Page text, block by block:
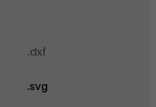
.dxf
.svg